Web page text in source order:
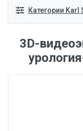
Категории Karl
3D-